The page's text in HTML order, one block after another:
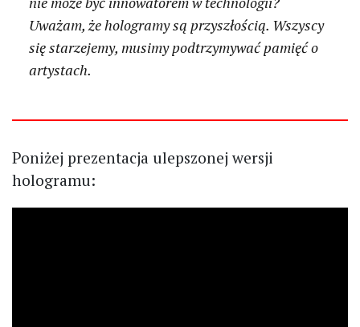
Uważam, że hologramy są przyszłością. Wszyscy
się starzejemy, musimy podtrzymywać pamięć o
artystach.
Poniżej prezentacja ulepszonej wersji
hologramu: